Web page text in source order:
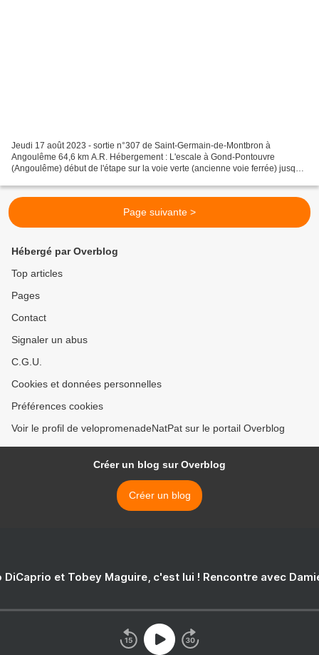
Jeudi 17 août 2023 - sortie n°307 de Saint-Germain-de-Montbron à
Angoulême 64,6 km A.R. Hébergement : L'escale à Gond-Pontouvre
(Angoulême) début de l'étape sur la voie verte (ancienne voie ferrée) jusqu'à
Page suivante >
Hébergé par Overblog
Top articles
Pages
Contact
Signaler un abus
C.G.U.
Cookies et données personnelles
Préférences cookies
Voir le profil de velopromenadeNatPat sur le portail Overblog
Créer un blog sur Overblog
Créer un blog
DiCaprio et Tobey Maguire, c'est lui ! Rencontre avec